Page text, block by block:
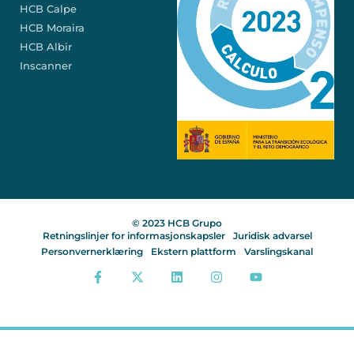
HCB Calpe
HCB Moraira
HCB Albir
Inscanner
© 2023 HCB Grupo
Retningslinjer for informasjonskapsler
Juridisk advarsel
Personvernerklæring
Ekstern plattform Varslingskanal